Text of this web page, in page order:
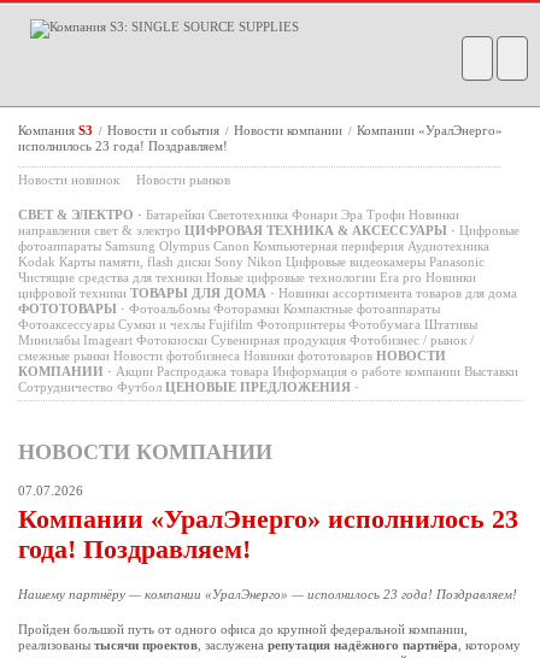
Компания S3 / Новости и события / Новости компании / Компании «УралЭнерго»
исполнилось 23 года! Поздравляем!
Новости новинок Новости рынков
СВЕТ & ЭЛЕКТРО · Батарейки Светотехника Фонари Эра Трофи Новинки
направления свет & электро ЦИФРОВАЯ ТЕХНИКА & АКСЕССУАРЫ · Цифровые
фотоаппараты Samsung Olympus Canon Компьютерная периферия Аудиотехника
Kodak Карты памяти, flash диски Sony Nikon Цифровые видеокамеры Panasonic
Чистящие средства для техники Новые цифровые технологии Era pro Новинки
цифровой техники ТОВАРЫ ДЛЯ ДОМА · Новинки ассортимента товаров для дома
ФОТОТОВАРЫ · Фотоальбомы Фоторамки Компактные фотоаппараты
Фотоаксессуары Сумки и чехлы Fujifilm Фотопринтеры Фотобумага Штативы
Минилабы Imageart Фотокиоски Сувенирная продукция Фотобизнес / рынок /
смежные рынки Новости фотобизнеса Новинки фототоваров НОВОСТИ
КОМПАНИИ · Акции Распродажа товара Информация о работе компании Выставки
Сотрудничество Футбол ЦЕНОВЫЕ ПРЕДЛОЖЕНИЯ ·
НОВОСТИ КОМПАНИИ
07.07.2026
Компании «УралЭнерго» исполнилось 23
года! Поздравляем!
Нашему партнёру — компании «УралЭнерго» — исполнилось 23 года! Поздравляем!
Пройден большой путь от одного офиса до крупной федеральной компании,
реализованы тысячи проектов , заслужена репутация надёжного партнёра , которому